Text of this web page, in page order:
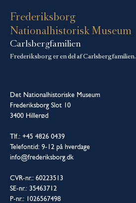
Frederiksborg
Nationalhistorisk Museum
Carlsbergfamilien
Frederiksborg er en del af Carlsbergfamilien.
Det Nationalhistoriske Museum
Frederiksborg Slot 10
3400 Hillerød
Tlf.: +45 4826 0439
Telefontid: 9-12 på hverdage
info@frederiksborg.dk
CVR-nr.: 60223513
SE-nr.: 35463712
P-nr.: 1026567498